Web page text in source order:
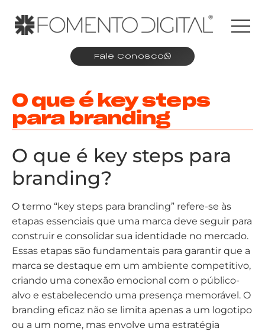
Fale Conosco
O que é key steps
para branding
O que é key steps para
branding?
O termo “key steps para branding” refere-se às
etapas essenciais que uma marca deve seguir para
construir e consolidar sua identidade no mercado.
Essas etapas são fundamentais para garantir que a
marca se destaque em um ambiente competitivo,
criando uma conexão emocional com o público-
alvo e estabelecendo uma presença memorável. O
branding eficaz não se limita apenas a um logotipo
ou a um nome, mas envolve uma estratégia